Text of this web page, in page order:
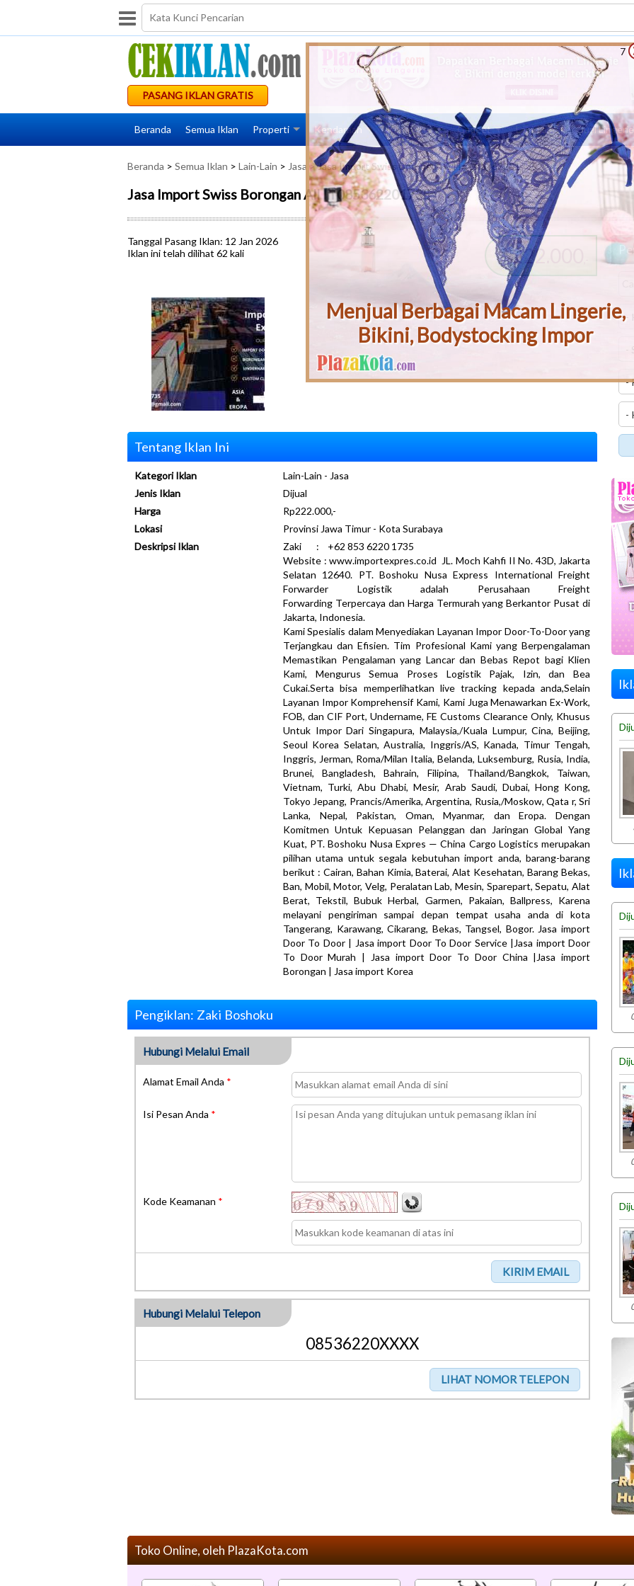
Menjual Berbagai Macam Lingerie,
Bikini, Bodystocking Impor
6
PASANG IKLAN GRATIS
Beranda Semua Iklan Properti Kendaraan Komputer Gadget Lain-Lain Jual
Beranda > Semua Iklan > Lain-Lain > Jasa > Jasa Import Swiss Borongan All In 085362201735
Jasa Import Swiss Borongan All In 085362201735
Tanggal Pasang Iklan: 12 Jan 2026
Iklan ini telah dilihat 62 kali
Rp222.000
Tentang Iklan Ini
Kategori Iklan
Lain-Lain - Jasa
Jenis Iklan
Dijual
Harga
Rp222.000,-
Lokasi
Provinsi Jawa Timur - Kota Surabaya
Deskripsi Iklan
Zaki : +62 853 6220 1735
Website : www.importexpres.co.id JL. Moch Kahfi II No. 43D, Jakarta
Selatan 12640. PT. Boshoku Nusa Express International Freight
Forwarder Logistik adalah Perusahaan Freight
Forwarding Terpercaya dan Harga Termurah yang Berkantor Pusat di
Jakarta, Indonesia.
Kami Spesialis dalam Menyediakan Layanan Impor Door-To-Door yang
Terjangkau dan Efisien. Tim Profesional Kami yang Berpengalaman
Memastikan Pengalaman yang Lancar dan Bebas Repot bagi Klien
Kami, Mengurus Semua Proses Logistik Pajak, Izin, dan Bea
Cukai.Serta bisa memperlihatkan live tracking kepada anda,Selain
Layanan Impor Komprehensif Kami, Kami Juga Menawarkan Ex-Work,
FOB, dan CIF Port, Undername, FE Customs Clearance Only, Khusus
Untuk Impor Dari Singapura, Malaysia,/Kuala Lumpur, Cina, Beijing,
Seoul Korea Selatan, Australia, Inggris/AS, Kanada, Timur Tengah,
Inggris, Jerman, Roma/Milan Italia, Belanda, Luksemburg, Rusia, India,
Brunei, Bangladesh, Bahrain, Filipina, Thailand/Bangkok, Taiwan,
Vietnam, Turki, Abu Dhabi, Mesir, Arab Saudi, Dubai, Hong Kong,
Tokyo Jepang, Prancis/Amerika, Argentina, Rusia,/Moskow, Qata r, Sri
Lanka, Nepal, Pakistan, Oman, Myanmar, dan Eropa. Dengan
Komitmen Untuk Kepuasan Pelanggan dan Jaringan Global Yang
Kuat, PT. Boshoku Nusa Expres — China Cargo Logistics merupakan
pilihan utama untuk segala kebutuhan import anda, barang-barang
berikut : Cairan, Bahan Kimia, Baterai, Alat Kesehatan, Barang Bekas,
Ban, Mobil, Motor, Velg, Peralatan Lab, Mesin, Sparepart, Sepatu, Alat
Berat, Tekstil, Bubuk Herbal, Garmen, Pakaian, Ballpress, Karena
melayani pengiriman sampai depan tempat usaha anda di kota
Tangerang, Karawang, Cikarang, Bekas, Tangsel, Bogor. Jasa import
Door To Door | Jasa import Door To Door Service |Jasa import Door
To Door Murah | Jasa import Door To Door China |Jasa import
Borongan | Jasa import Korea
Pengiklan: Zaki Boshoku
Hubungi Melalui Email
Alamat Email Anda *
Isi Pesan Anda *
Kode Keamanan *
Hubungi Melalui Telepon
08536220XXXX
Toko Online, oleh PlazaKota.com